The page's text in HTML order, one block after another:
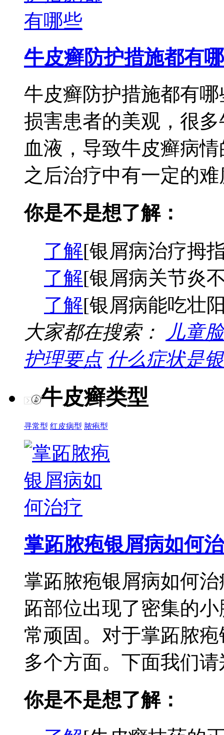
牛皮癣防护措施都有哪
牛皮癣防护措施都有
损害患者的美观，很
血液，导致牛皮癣病
之后治疗中有一定的
你是不是想了解：
了解[银屑病治疗拇
了解[银屑病关节炎
了解[银屑病能吃壮
大家都在搜索：
儿童
护理要点 什么症状是
牛皮癣类型
寻常型 红皮病型 脓疱型
掌跖脓疱银屑病如何治
掌跖脓疱银屑病如何
跖部位出现了密集的
常顽固。对于掌跖脓
多个方面。下面我们
你是不是想了解：